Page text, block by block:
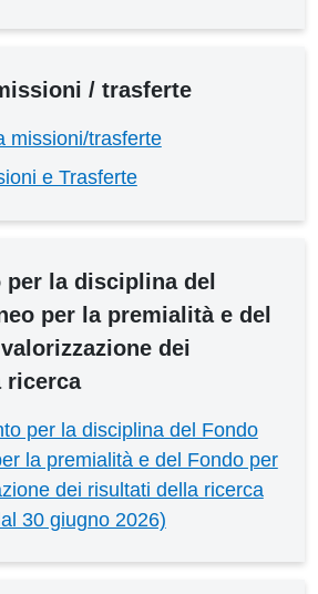
/ trasferte
missioni/trasferte
e Trasferte
per la disciplina del
per la premialità e del
dei
ricerca
per la disciplina del Fondo
la premialità e del Fondo per
dei risultati della ricerca
30 giugno 2026)